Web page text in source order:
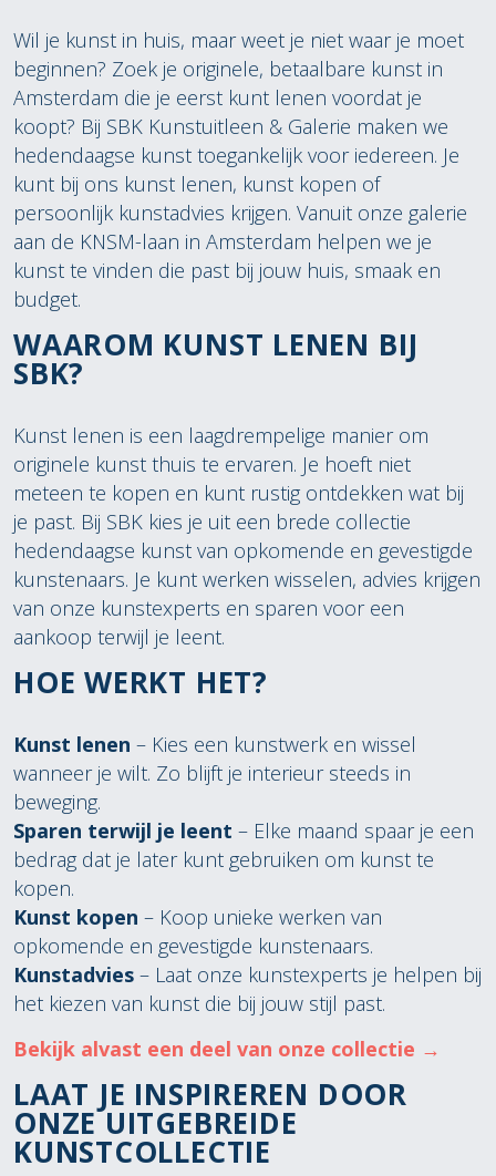
Wil je kunst in huis, maar weet je niet waar je moet
beginnen? Zoek je originele, betaalbare kunst in
Amsterdam die je eerst kunt lenen voordat je
koopt? Bij SBK Kunstuitleen & Galerie maken we
hedendaagse kunst toegankelijk voor iedereen. Je
kunt bij ons kunst lenen, kunst kopen of
persoonlijk kunstadvies krijgen. Vanuit onze galerie
aan de KNSM-laan in Amsterdam helpen we je
kunst te vinden die past bij jouw huis, smaak en
budget.
WAAROM KUNST LENEN BIJ
SBK?
Kunst lenen is een laagdrempelige manier om
originele kunst thuis te ervaren. Je hoeft niet
meteen te kopen en kunt rustig ontdekken wat bij
je past. Bij SBK kies je uit een brede collectie
hedendaagse kunst van opkomende en gevestigde
kunstenaars. Je kunt werken wisselen, advies krijgen
van onze kunstexperts en sparen voor een
aankoop terwijl je leent.
HOE WERKT HET?
Kunst lenen – Kies een kunstwerk en wissel
wanneer je wilt. Zo blijft je interieur steeds in
beweging.
Sparen terwijl je leent – Elke maand spaar je een
bedrag dat je later kunt gebruiken om kunst te
kopen.
Kunst kopen – Koop unieke werken van
opkomende en gevestigde kunstenaars.
Kunstadvies – Laat onze kunstexperts je helpen bij
het kiezen van kunst die bij jouw stijl past.
Bekijk alvast een deel van onze collectie →
LAAT JE INSPIREREN DOOR
ONZE UITGEBREIDE
KUNSTCOLLECTIE